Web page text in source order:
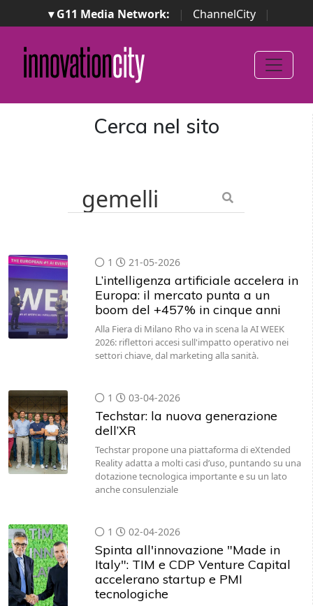
▾ G11 Media Network: | ChannelCity
|
ImpresaCity | SecurityOpenLab | Italian Channel
Awards
Italian Project Awards
Italian Security
Awards
Cerca nel sito
1 21-05-2026
L’intelligenza artificiale accelera in
Europa: il mercato punta a un
boom del +457% in cinque anni
Alla Fiera di Milano Rho va in scena la AI WEEK
2026: riflettori accesi sull'impatto operativo nei
settori chiave, dal marketing alla sanità.
1 03-04-2026
Techstar: la nuova generazione
dell’XR
Techstar propone una piattaforma di eXtended
Reality adatta a molti casi d’uso, puntando su una
dotazione tecnologica importante e su un lato
anche consulenziale
1 02-04-2026
Spinta all'innovazione "Made in
Italy": TIM e CDP Venture Capital
accelerano startup e PMI
tecnologiche